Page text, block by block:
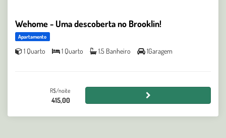
Wehome - Uma descoberta no Brooklin!
Apartamento
1 Quarto 1 Quarto 1.5 Banheiro 1Garagem
R$/noite
415,00